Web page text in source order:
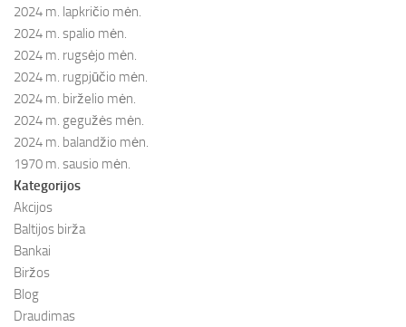
2024 m. lapkričio mėn.
2024 m. spalio mėn.
2024 m. rugsėjo mėn.
2024 m. rugpjūčio mėn.
2024 m. birželio mėn.
2024 m. gegužės mėn.
2024 m. balandžio mėn.
1970 m. sausio mėn.
Kategorijos
Akcijos
Baltijos birža
Bankai
Biržos
Blog
Draudimas